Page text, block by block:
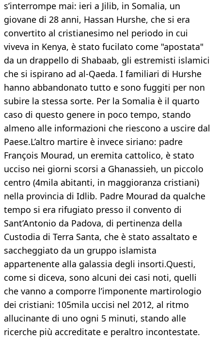
s’interrompe mai: ieri a Jilib, in Somalia, un
giovane di 28 anni, Hassan Hurshe, che si era
convertito al cristianesimo nel periodo in cui
viveva in Kenya, è stato fucilato come "apostata"
da un drappello di Shabaab, gli estremisti islamici
che si ispirano ad al-Qaeda. I familiari di Hurshe
hanno abbandonato tutto e sono fuggiti per non
subire la stessa sorte. Per la Somalia è il quarto
caso di questo genere in poco tempo, stando
almeno alle informazioni che riescono a uscire dal
Paese.L’altro martire è invece siriano: padre
François Mourad, un eremita cattolico, è stato
ucciso nei giorni scorsi a Ghanassieh, un piccolo
centro (4mila abitanti, in maggioranza cristiani)
nella provincia di Idlib. Padre Mourad da qualche
tempo si era rifugiato presso il convento di
Sant’Antonio da Padova, di pertinenza della
Custodia di Terra Santa, che è stato assaltato e
saccheggiato da un gruppo islamista
appartenente alla galassia degli insorti.Questi,
come si diceva, sono alcuni dei casi noti, quelli
che vanno a comporre l’imponente martirologio
dei cristiani: 105mila uccisi nel 2012, al ritmo
allucinante di uno ogni 5 minuti, stando alle
ricerche più accreditate e peraltro incontestate.